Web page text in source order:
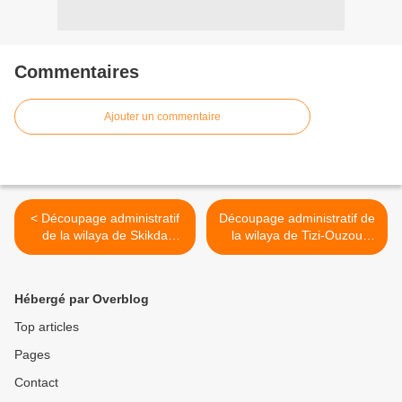
Commentaires
Ajouter un commentaire
< Découpage administratif
de la wilaya de Skikda
التقسيم الإداري لولاية سكيكدة
Découpage administratif de
la wilaya de Tizi-Ouzou
التقسيم الإداري لولاية تيزي
Hébergé par Overblog
Top articles
Pages
Contact